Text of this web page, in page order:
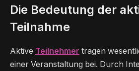
Die Bedeutung der
Teilnahme
Aktive Teilnehmer tragen
einer Veranstaltung bei. Durch